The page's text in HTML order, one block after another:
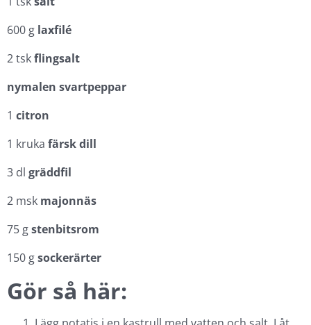
600 g laxfilé
2 tskflingsalt
nymalen svartpeppar
1 citron
1 kruka färsk dill
3 dl gräddfil
2 msk majonnäs
75 gstenbitsrom
150 gsockerärter
Gör så här: